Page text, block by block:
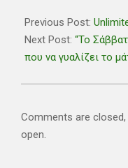
01-
30
Previous Post:
Next Post: “Το
που να γυαλίζει το
Comments are
open.